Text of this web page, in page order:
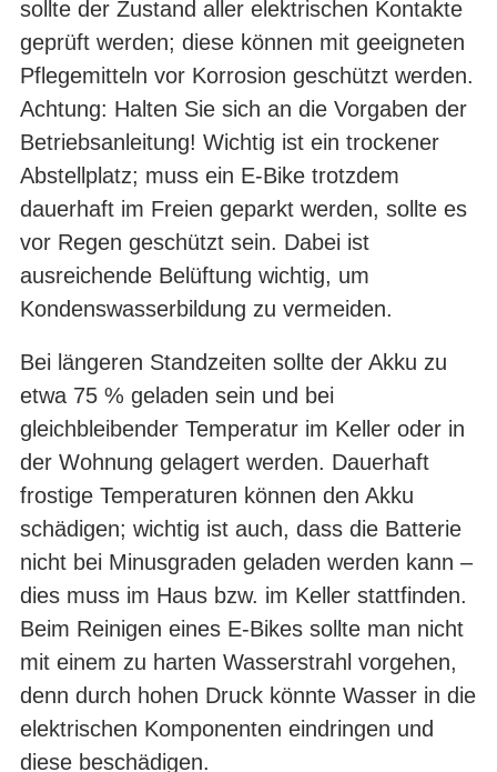
sollte der Zustand aller elektrischen Kontakte
geprüft werden; diese können mit geeigneten
Pflegemitteln vor Korrosion geschützt werden.
Achtung: Halten Sie sich an die Vorgaben der
Betriebsanleitung! Wichtig ist ein trockener
Abstellplatz; muss ein E-Bike trotzdem
dauerhaft im Freien geparkt werden, sollte es
vor Regen geschützt sein. Dabei ist
ausreichende Belüftung wichtig, um
Kondenswasserbildung zu vermeiden.
Bei längeren Standzeiten sollte der Akku zu
etwa 75 % geladen sein und bei
gleichbleibender Temperatur im Keller oder in
der Wohnung gelagert werden. Dauerhaft
frostige Temperaturen können den Akku
schädigen; wichtig ist auch, dass die Batterie
nicht bei Minusgraden geladen werden kann –
dies muss im Haus bzw. im Keller stattfinden.
Beim Reinigen eines E-Bikes sollte man nicht
mit einem zu harten Wasserstrahl vorgehen,
denn durch hohen Druck könnte Wasser in die
elektrischen Komponenten eindringen und
diese beschädigen.